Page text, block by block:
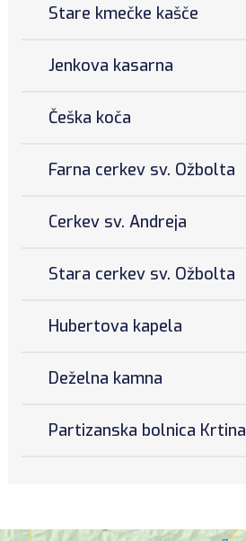
Stare kmečke kašče
Jenkova kasarna
Češka koča
Farna cerkev sv. Ožbolta
Cerkev sv. Andreja
Stara cerkev sv. Ožbolta
Hubertova kapela
Deželna kamna
Partizanska bolnica Krtina